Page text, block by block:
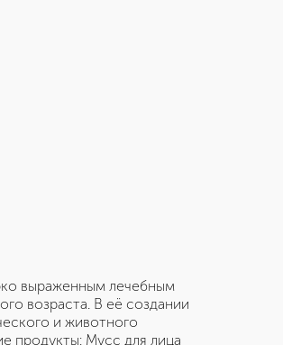
выраженным лечебным
возраста. В её создании
и животного
продукты: Мусс для лица